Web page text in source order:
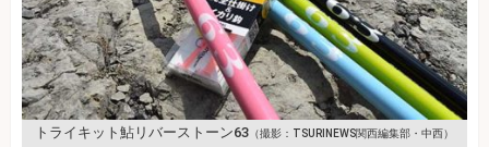
トライキット鮎リバーストーン63 （撮影：TSURINEWS関西編集部・中西）